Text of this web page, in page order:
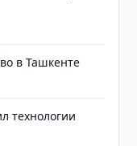
в Ташкенте
технологии